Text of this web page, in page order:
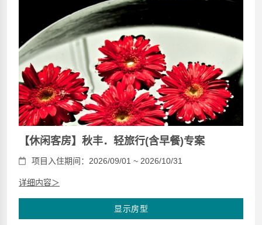
【休闲客房】秋丰．轻旅行(含早餐)专案
项目入住期间：2026/09/01 ~ 2026/10/31
详细内容＞
显示房型